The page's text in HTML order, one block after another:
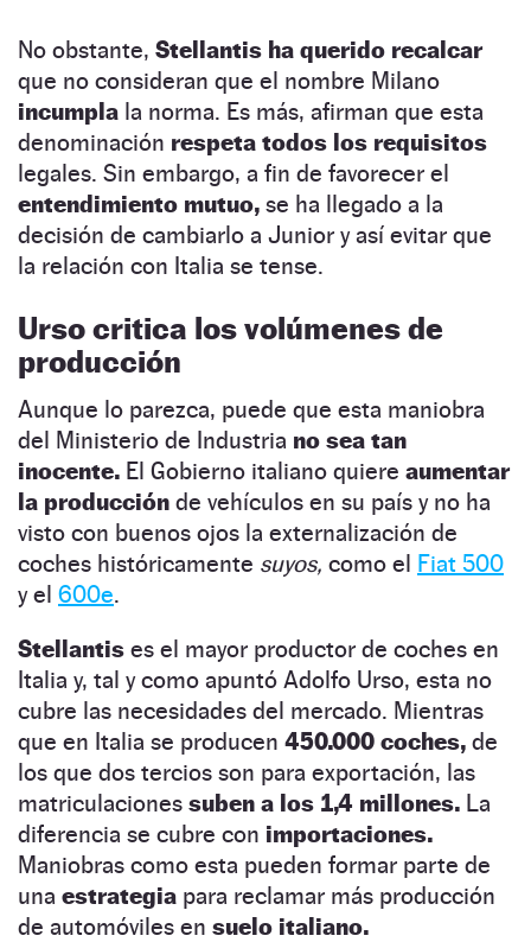
No obstante, Stellantis ha querido recalcar
que no consideran que el nombre Milano
incumpla la norma. Es más, afirman que esta
denominación respeta todos los requisitos
legales. Sin embargo, a fin de favorecer el
entendimiento mutuo, se ha llegado a la
decisión de cambiarlo a Junior y así evitar que
la relación con Italia se tense.
Urso critica los volúmenes de
producción
Aunque lo parezca, puede que esta maniobra
del Ministerio de Industria no sea tan
inocente. El Gobierno italiano quiere aumentar
la producción de vehículos en su país y no ha
visto con buenos ojos la externalización de
coches históricamente suyos, como el Fiat 500
y el 600e.
Stellantis es el mayor productor de coches en
Italia y, tal y como apuntó Adolfo Urso, esta no
cubre las necesidades del mercado. Mientras
que en Italia se producen 450.000 coches, de
los que dos tercios son para exportación, las
matriculaciones suben a los 1,4 millones. La
diferencia se cubre con importaciones.
Maniobras como esta pueden formar parte de
una estrategia para reclamar más producción
de automóviles en suelo italiano.